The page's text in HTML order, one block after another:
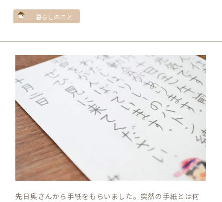
暮らしのこと
先日奥さんから手紙をもらいました。突然の手紙とは何